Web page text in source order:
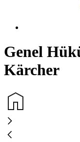
Genel
Kärcher